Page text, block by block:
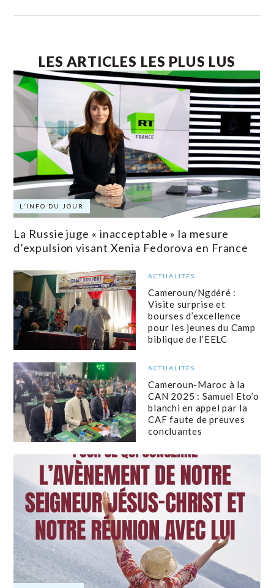
LES ARTICLES LES PLUS LUS
L'INFO DU JOUR
La Russie juge « inacceptable » la mesure
d’expulsion visant Xenia Fedorova en France
ACTUALITÉS
Cameroun/Ngdéré :
Visite surprise et
bourses d’excellence
pour les jeunes du Camp
biblique de l’EELC
ACTUALITÉS
Cameroun-Maroc à la
CAN 2025 : Samuel Eto’o
blanchi en appel par la
CAF faute de preuves
concluantes